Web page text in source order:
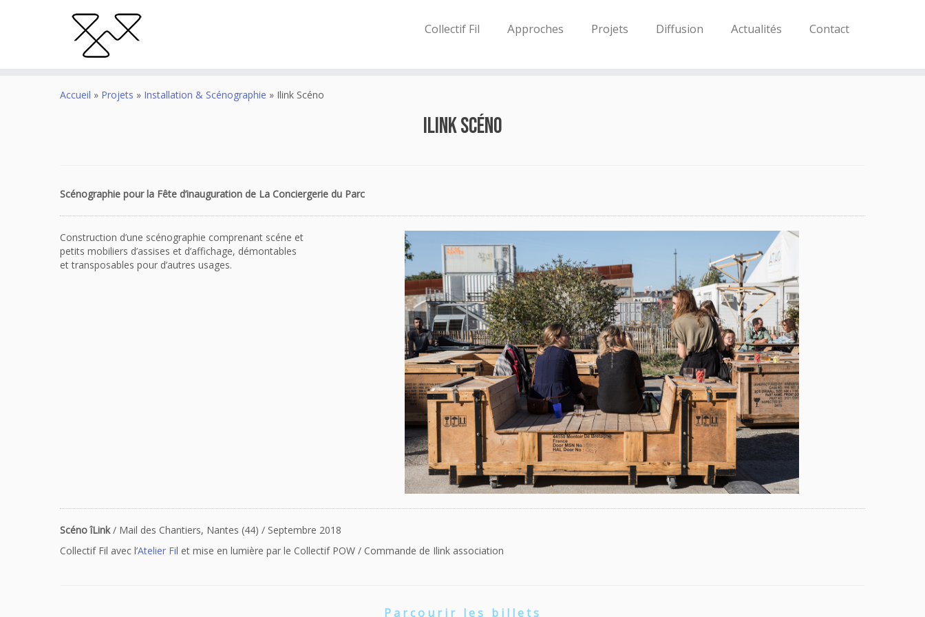
Collectif Fil Approches Projets Diffusion Actualités Contact
Accueil » Projets » Installation & Scénographie » Ilink Scéno
Ilink Scéno
Scénographie pour la Fête d’inauguration de La Conciergerie du Parc
Construction d’une scénographie comprenant scéne et
petits mobiliers d’assises et d’affichage, démontables
et transposables pour d’autres usages.
Scéno îLink/ Mail des Chantiers, Nantes (44) / Septembre 2018
Collectif Fil avec l’Atelier Fil et mise en lumière par le Collectif POW / Commande de Ilink association
Parcourir les billets